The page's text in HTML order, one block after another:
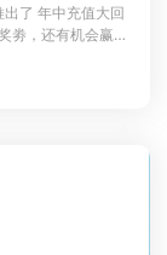
了 年中充值大回
劵，还有机会赢取
年6月26日